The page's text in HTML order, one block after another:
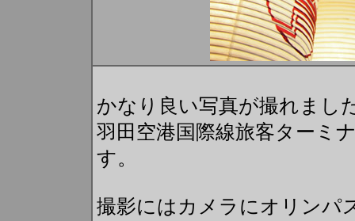
かなり良い写真が撮れまし
羽田空港国際線旅客ターミ
す。
撮影にはカメラにオリン